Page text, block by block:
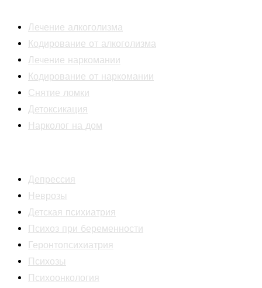
Лечение алкоголизма
Кодирование от алкоголизма
Лечение наркомании
Кодирование от наркомании
Снятие ломки
Детоксикация
Нарколог на дом
Депрессия
Неврозы
Детская психиатрия
Психоз при беременности
Геронтопсихиатрия
Психозы
Психоонкология